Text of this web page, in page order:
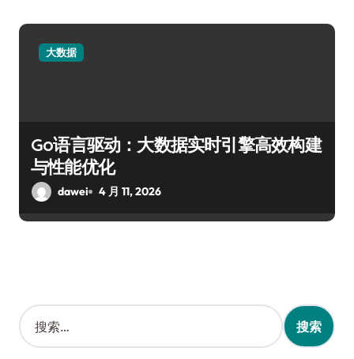
大数据
Go语言驱动：大数据实时引擎高效构建
与性能优化
dawei 4 月 11, 2026
搜
索
：